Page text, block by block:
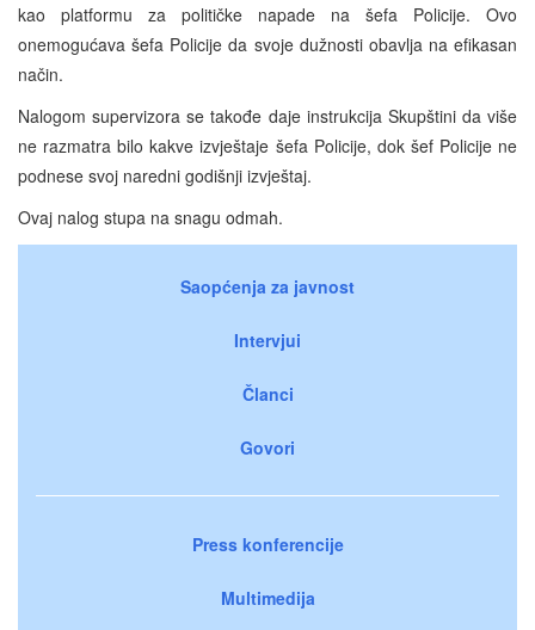
kao platformu za političke napade na šefa Policije. Ovo
onemogućava šefa Policije da svoje dužnosti obavlja na efikasan
način.
Nalogom supervizora se takođe daje instrukcija Skupštini da više
ne razmatra bilo kakve izvještaje šefa Policije, dok šef Policije ne
podnese svoj naredni godišnji izvještaj.
Ovaj nalog stupa na snagu odmah.
Saopćenja za javnost
Intervjui
Članci
Govori
Press konferencije
Multimedija